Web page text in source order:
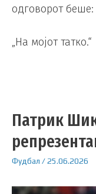
одговорот беше:
„На мојот татко.“
Патрик
Фудбал /25.06.2026